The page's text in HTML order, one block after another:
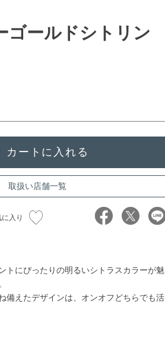
ゴールドシトリン
取扱い店舗一覧
に入り
トにぴったりの明るいシトラスカラーが魅
備えたデザインは、オンオフどちらでも活